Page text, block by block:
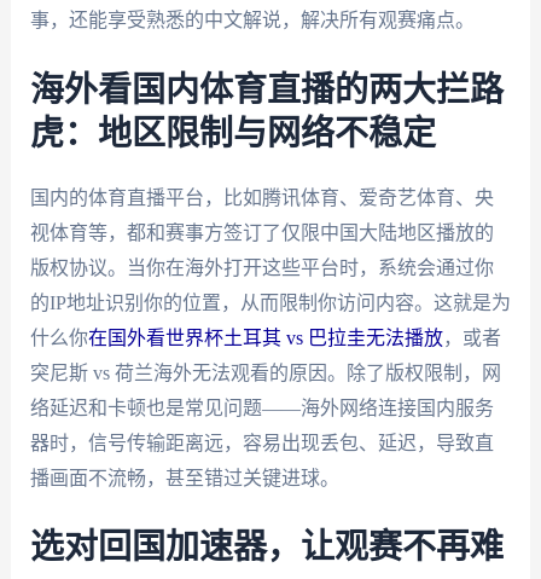
事，还能享受熟悉的中文解说，解决所有观赛痛点。
海外看国内体育直播的两大拦路
虎：地区限制与网络不稳定
国内的体育直播平台，比如腾讯体育、爱奇艺体育、央
视体育等，都和赛事方签订了仅限中国大陆地区播放的
版权协议。当你在海外打开这些平台时，系统会通过你
的IP地址识别你的位置，从而限制你访问内容。这就是为
什么你在国外看世界杯土耳其 vs 巴拉圭无法播放，或者
突尼斯 vs 荷兰海外无法观看的原因。除了版权限制，网
络延迟和卡顿也是常见问题——海外网络连接国内服务
器时，信号传输距离远，容易出现丢包、延迟，导致直
播画面不流畅，甚至错过关键进球。
选对回国加速器，让观赛不再难